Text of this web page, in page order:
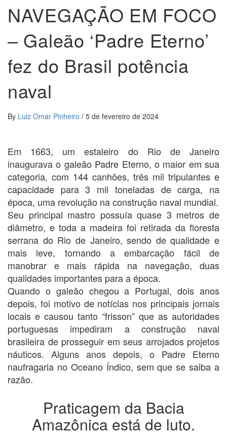
NAVEGAÇÃO EM FOCO
– Galeão ‘Padre Eterno’
fez do Brasil potência
naval
By Luiz Omar Pinheiro / 5 de fevereiro de 2024
Em 1663, um estaleiro do Rio de Janeiro
inaugurava o galeão Padre Eterno, o maior em sua
categoria, com 144 canhões, três mil tripulantes e
capacidade para 3 mil toneladas de carga, na
época, uma revolução na construção naval mundial.
Seu principal mastro possuía quase 3 metros de
diâmetro, e toda a madeira foi retirada da floresta
serrana do Rio de Janeiro, sendo de qualidade e
mais leve, tornando a embarcação fácil de
manobrar e mais rápida na navegação, duas
qualidades importantes para a época.
Quando o galeão chegou a Portugal, dois anos
depois, foi motivo de notícias nos principais jornais
locais e causou tanto “frisson” que as autoridades
portuguesas impediram a construção naval
brasileira de prosseguir em seus arrojados projetos
náuticos. Alguns anos depois, o Padre Eterno
naufragaria no Oceano Índico, sem que se saiba a
razão.
Praticagem da Bacia
Amazônica está de luto.